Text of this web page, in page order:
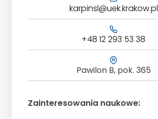
karpinsl@uek.krakow.pl
+48 12 293 53 38
Pawilon B, pok. 365
Zainteresowania naukowe: